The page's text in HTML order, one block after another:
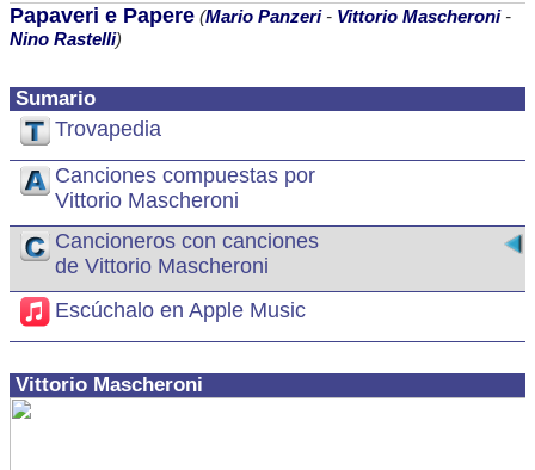
Sumario
Trovapedia
Canciones compuestas por
Vittorio Mascheroni
Cancioneros con canciones
de Vittorio Mascheroni
Escúchalo en Apple Music
Vittorio Mascheroni
Papaveri e Papere (Mario Panzeri- Vittorio Mascheroni-
Nino Rastelli)